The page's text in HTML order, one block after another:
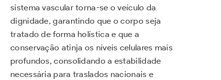
sistema vascular torna-se o veículo da
dignidade, garantindo que o corpo seja
tratado de forma holística e que a
conservação atinja os níveis celulares mais
profundos, consolidando a estabilidade
necessária para traslados nacionais e